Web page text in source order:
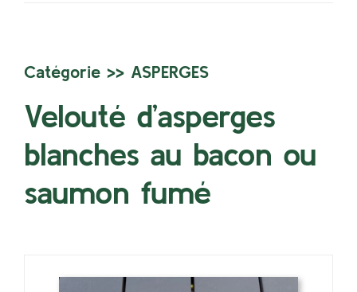
Catégorie >> ASPERGES
Velouté d’asperges
blanches au bacon ou
saumon fumé